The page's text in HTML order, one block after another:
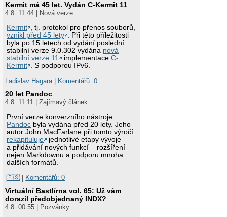
Kermit má 45 let. Vydán C-Kermit 11
4.8. 11:44 | Nová verze
Kermit , tj. protokol pro přenos souborů,
vznikl před 45 lety . Při této příležitosti
byla po 15 letech od vydání poslední
stabilní verze 9.0.302 vydána nová
stabilní verze 11
implementaceC-
Kermit . S podporou IPv6.
Ladislav Hagara | Komentářů: 0
20 let Pandoc
4.8. 11:11 | Zajímavý článek
První verze konverzního nástroje
Pandoc byla vydána před 20 lety. Jeho
autor John MacFarlane při tomto výročí
rekapituluje
jednotlivé etapy vývoje
a přidávání nových funkcí – rozšíření
nejen Markdownu a podporu mnoha
dalších formátů.
|🇵🇸 | Komentářů: 0
Virtuální Bastlírna vol. 65: Už vám
dorazil předobjednaný INDX?
4.8. 00:55 | Pozvánky